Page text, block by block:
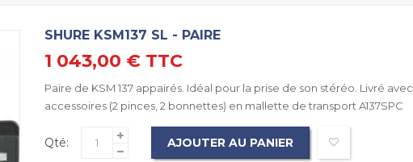
SHURE KSM137 SL - PAIRE
1 043,00 € TTC
Paire de KSM 137 appairés. Idéal pour la prise de son stéréo. Livré avec
accessoires (2 pinces, 2 bonnettes) en mallette de transport A137SPC
Qté: AJOUTER AU PANIER